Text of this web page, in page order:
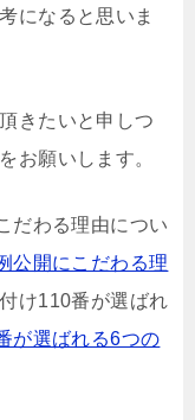
になると思いま
きたいと申しつ
お願いします。
だわる理由につい
公開にこだわる理
け110番が選ばれ
が選ばれる6つの